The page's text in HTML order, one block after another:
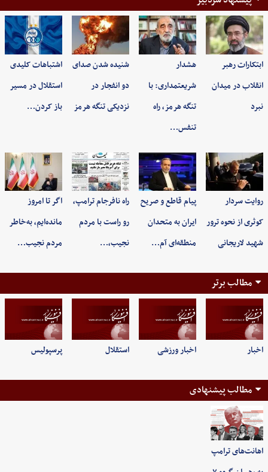
ابتکارات رهبر
انقلاب در میدان
نبرد
هشدار
شریعتمداری: با
تنگه هرمز، راه
تنفس…
شنیده شدن صدای
دو انفجار در
نزدیکی تنگه هرمز
اشتباهات کلیدی
استقلال در مسیر
باز کردن…
روایت سردار
کوثری از نحوه ترور
شهید لاریجانی
پیام قاطع و صریح
ایران به متحدان
منطقه‌ای آم…
راه نافرجام ترامپ،
رو راست با مردم
نجیب،…
اگر تا امروز
مانده‌ایم، به‌خاطر
مردم نجیب…
مطالب برتر
اخبار اخبار ورزشی استقلال پرسپولیس
مطالب پیشنهادی
اهانت‌های ترامپ